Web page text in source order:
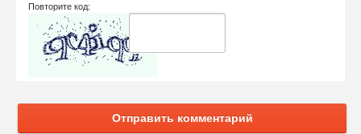
Повторите код:
Отправить комментарий